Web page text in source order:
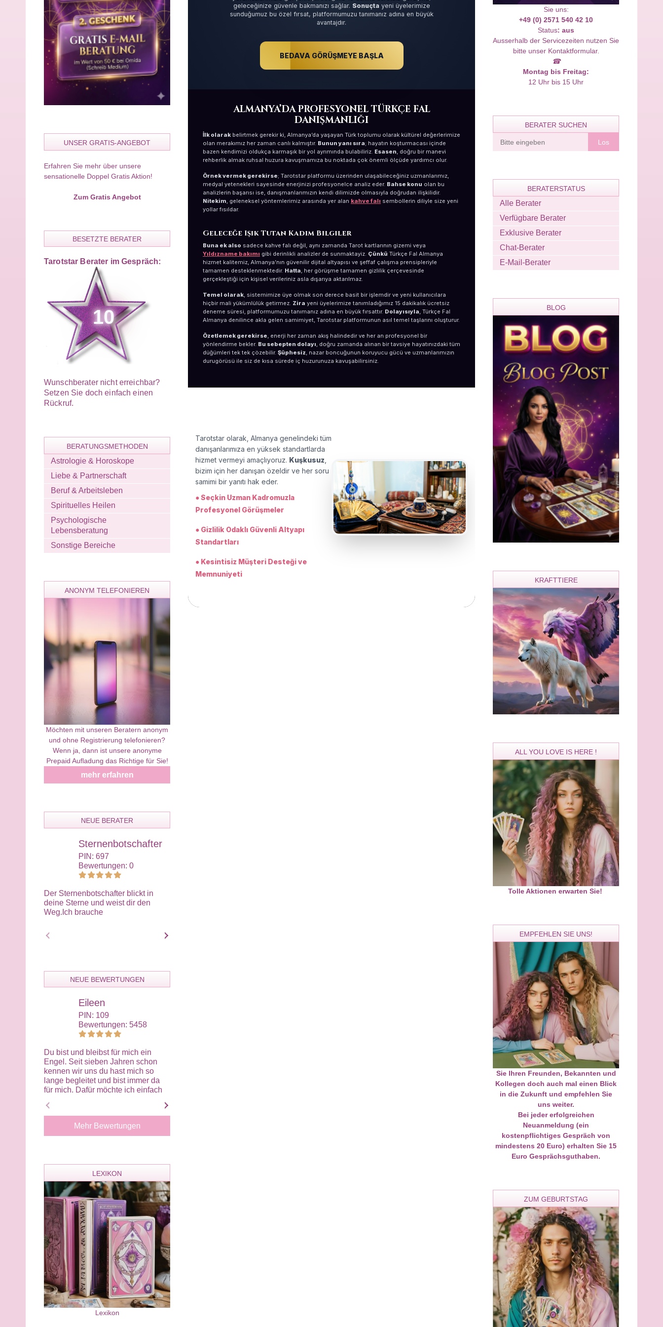
UNSER GRATIS-ANGEBOT
Erfahren Sie mehr über unsere
sensationelle Doppel Gratis Aktion!
Zum Gratis Angebot
BESETZTE BERATER
Tarotstar Berater im Gespräch:
10
Wunschberater nicht erreichbar?
Setzen Sie doch einfach einen
Rückruf.
BERATUNGSMETHODEN
Astrologie & Horoskope
Liebe & Partnerschaft
Beruf & Arbeitsleben
Spirituelles Heilen
Psychologische
Lebensberatung
Sonstige Bereiche
ANONYM TELEFONIEREN
Möchten mit unseren Beratern anonym
und ohne Registrierung telefonieren?
Wenn ja, dann ist unsere anonyme
Prepaid Aufladung das Richtige für Sie!
mehr erfahren
NEUE BERATER
Sternenbotschafter
PIN: 697
Bewertungen: 0
Der Sternenbotschafter blickt in
deine Sterne und weist dir den
Weg.Ich brauche
Wir müssen im Leben alles so
Melek
PIN: 426
Bewertungen: 3
GENAUE ZEITANGABEN
NEUE BEWERTUNGEN
Eileen
PIN: 109
Bewertungen: 5458
Du bist und bleibst für mich ein
Engel. Seit sieben Jahren schon
kennen wir uns du hast mich so
lange begleitet und bist immer da
für mich. Dafür möchte ich einfach
nur eine Beraterin und alles gute
nachträglich
Bewertungen: 60
Nach einer geraumen Zeit einmal
wieder mit dir gesprochen und
schon kam Einiges innerhalb eines
Tages in Bewegung, genauso wie
du es gesagt hast. Auch deine
Energiearbeit wirkt sofort. Ein nur
Eileen
PIN: 109
Bewertungen: 5458
Ich bin wirklich begeistert von
Eileen. Sie hat Dinge gesehen
beschrieben, die sie unmöglich
hätte wissen können. Ihre
Wahrnehmung ist
präzise, klar und einfühlsam.
Besonders beeindruckt hat mich,
wie treffend sie Gefühle und
Zusammenhänge erkannt hat.
wirkte authentisch und stimmig.
Gespräch hat mir viel Klarheit,
Zuversicht und innere Ruhe
und werde mich ganz sicher
an dich wenden.
Mehr Bewertungen
LEXIKON
Lexikon
geleceğinize güvenle bakmanızı sağlar. Sonuçtayeni üyelerimize
sunduğumuz bu özel fırsat, platformumuzu tanımanız adına en büyük
avantajdır.
BEDAVA GÖRÜŞMEYE BAŞLA
ALMANYA’DA PROFESYONEL TÜRKÇE FAL
DANIŞMANLIĞI
İlk olarak belirtmek gerekir ki, Almanya’da yaşayan Türk toplumu olarak kültürel değerlerimize
olan merakımız her zaman canlı kalmıştır. Bunun yanı sıra; hayatın koşturmacası içinde
bazen kendimizi oldukça karmaşık bir yol ayrımında bulabiliriz. Esasen, doğru bir manevi
rehberlik almak ruhsal huzura kavuşmamıza bu noktada çok önemli ölçüde yardımcı olur.
Örnek vermek gerekirse; Tarotstar platformu üzerinden ulaşabileceğiniz uzmanlarımız,
medyal yetenekleri sayesinde enerjinizi profesyonelce analiz eder. Bahse konu olan bu
analizlerin başarısı ise, danışmanlarımızın kendi dilimizde olmasıyla doğrudan ilişkilidir.
Nitekim, geleneksel yöntemlerimiz arasında yer alan kahve falı sembollerin diliyle size yeni
yollar fısıldar.
Geleceğe Işık Tutan Kadim Bilgiler
Buna ek also sadece kahve falı değil, aynı zamanda Tarot kartlarının gizemi veya
Yıldızname bakımı gibi derinlikli analizler de sunmaktayiz. Çünkü Türkçe Fal Almanya
hizmet kalitemiz, Almanya’nın güvenilir dijital altyapısı ve şeffaf çalışma prensipleriyle
tamamen desteklenmektedir. Hatta, her görüşme tamamen gizlilik çerçevesinde
gerçekleştiği için kişisel verileriniz asla dışarıya aktarılmaz.
Temel olarak, sistemimize üye olmak son derece basit bir işlemdir ve yeni kullanıcılara
hiçbir mali yükümlülük getirmez. Zira yeni üyelerimize tanımladığımız 15 dakikalık ücretsiz
deneme süresi, platformumuzu tanımanız adına en büyük fırsattır. Dolayısıyla, Türkçe Fal
Almanya denilince akla gelen samimiyet, Tarotstar platformunun asıl temel taşlarını oluşturur.
Özetlemek gerekirse, enerji her zaman akış halindedir ve her an profesyonel bir
yönlendirme bekler. Bu sebepten dolayı, doğru zamanda alınan bir tavsiye hayatınızdaki tüm
düğümleri tek tek çözebilir. Şüphesiz, nazar boncuğunun koruyucu gücü ve uzmanlarımızın
durugörüsü ile siz de kısa sürede iç huzurunuza kavuşabilirsiniz.
Tarotstar olarak, Almanya genelindeki tüm
danışanlarımıza en yüksek standartlarda
hizmet vermeyi amaçlıyoruz. Kuşkusuz
bizim için her danışan özeldir ve her soru
samimi bir yanıtı hak eder.
● Seçkin Uzman Kadromuzla
Profesyonel Görüşmeler
● Gizlilik Odaklı Güvenli Altyapı
Standartları
● Kesintisiz Müşteri Desteği ve
Memnuniyeti
Sie uns:
+49 (0) 2571 540 42 10
Status: aus
Ausserhalb der Servicezeiten nutzen Sie
bitte unser Kontaktformular.
☎
Montag bis Freitag:
12 Uhr bis 15 Uhr
BERATER SUCHEN
BERATERSTATUS
Alle Berater
Verfügbare Berater
Exklusive Berater
Chat-Berater
E-Mail-Berater
BLOG
KRAFTTIERE
ALL YOU LOVE IS HERE !
Tolle Aktionen erwarten Sie!
EMPFEHLEN SIE UNS!
Sie Ihren Freunden, Bekannten und
Kollegen doch auch mal einen Blick
in die Zukunft und empfehlen Sie
uns weiter.
Bei jeder erfolgreichen
Neuanmeldung (ein
kostenpflichtiges Gespräch von
mindestens 20 Euro) erhalten Sie 15
Euro Gesprächsguthaben.
ZUM GEBURTSTAG